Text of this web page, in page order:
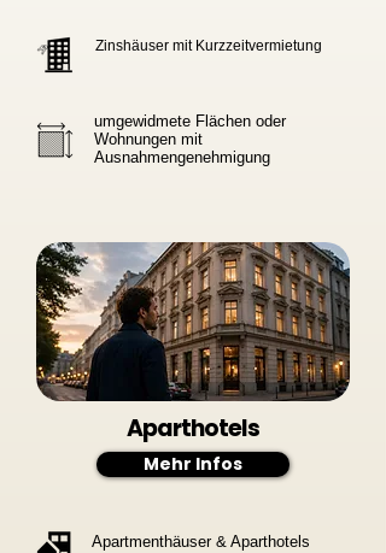
Aparthotels
Mehr Infos
Apartmenthäuser & Aparthotels
Zinshäuser mit Kurzzeitvermietung
umgewidmete Flächen oder
Wohnungen mit
Ausnahmengenehmigung